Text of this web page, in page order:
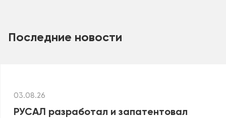
Последние новости
03.08.26
РУСАЛ разработал и запатентовал